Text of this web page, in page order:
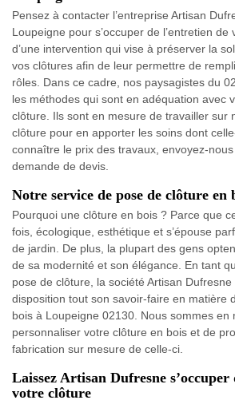
Pensez à contacter l’entreprise Artisan
Loupeigne pour s’occuper de l’entretien de
d’une intervention qui vise à préserver la
vos clôtures afin de leur permettre de
rôles. Dans ce cadre, nos paysagistes du
les méthodes qui sont en adéquation avec
clôture. Ils sont en mesure de travailler sur
clôture pour en apporter les soins dont
connaître le prix des travaux, envoyez-
demande de devis.
Notre service de pose de clôture en
Pourquoi une clôture en bois ? Parce que
fois, écologique, esthétique et s’épouse
de jardin. De plus, la plupart des gens
de sa modernité et son élégance. En tant
pose de clôture, la société Artisan
disposition tout son savoir-faire en matière
bois à Loupeigne 02130. Nous sommes en
personnaliser votre clôture en bois et de
fabrication sur mesure de celle-ci.
Laissez Artisan Dufresne s’occuper
votre clôture